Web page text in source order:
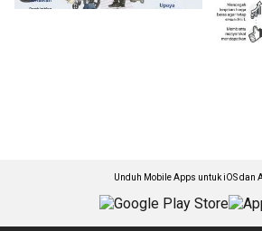
Unduh Mobile Apps untuk iOS dan